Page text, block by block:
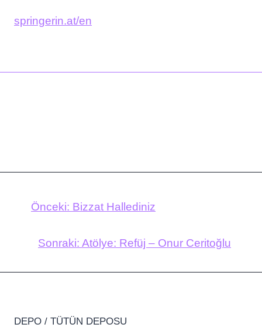
springerin.at/en
Önceki: Bizzat Hallediniz
Sonraki: Atölye: Refüj – Onur Ceritoğlu
DEPO / TÜTÜN DEPOSU